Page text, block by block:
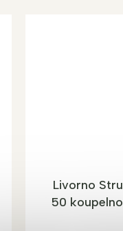
Livorno
50